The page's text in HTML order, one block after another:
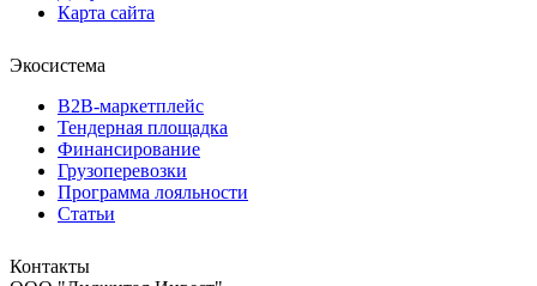
Карта сайта
Экосистема
B2B‑маркетплейс
Тендерная площадка
Финансирование
Грузоперевозки
Программа лояльности
Статьи
Контакты